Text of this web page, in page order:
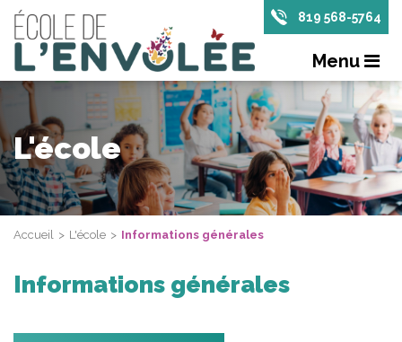
819 568-5764
Menu
L'école
Accueil L'école Informations générales
Informations générales